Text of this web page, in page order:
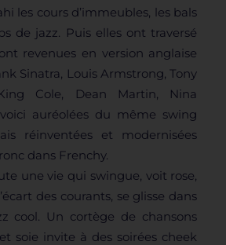
les cours d’immeubles, les bals
de jazz. Puis elles ont traversé
revenues en version anglaise
Sinatra, Louis Armstrong, Tony
Cole, Dean Martin, Nina
auréolées du même swing
réinventées et modernisées
dans Frenchy.
une vie qui swingue, voit rose,
des courants, se glisse dans
cool. Un cortège de chansons
soie invite à des soirées cheek